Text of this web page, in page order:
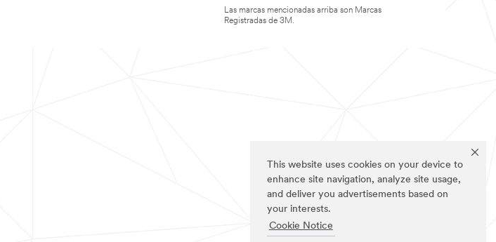
This website uses cookies on your device to
enhance site navigation, analyze site usage,
and deliver you advertisements based on
your interests.
Cookie Notice
Las marcas mencionadas arriba son Marcas
Registradas de 3M.